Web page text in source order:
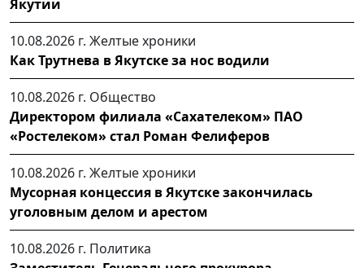
Якутии
10.08.2026 г. Желтые хроники
Как Трутнева в Якутске за нос водили
10.08.2026 г. Общество
Директором филиала «Сахателеком» ПАО
«Ростелеком» стал Роман Фелиферов
10.08.2026 г. Желтые хроники
Мусорная концессия в Якутске закончилась
уголовным делом и арестом
10.08.2026 г. Политика